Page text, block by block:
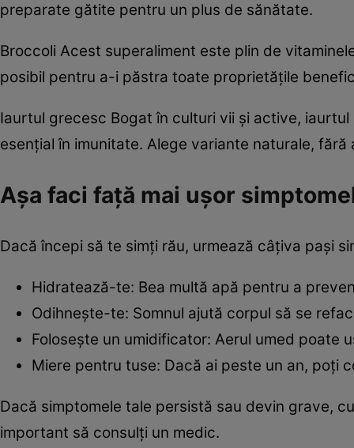
preparate gătite pentru un plus de sănătate.
Broccoli Acest superaliment este plin de
posibil pentru a-i păstra toate proprietățile
Iaurtul grecesc Bogat în culturi vii și active,
esențial în imunitate. Alege variante naturale, fără
Așa faci față mai ușor
Dacă începi să te simți rău, urmează câțiva pași
Hidratează-te: Bea multă apă pentru a
Odihnește-te: Somnul ajută corpul să se
Folosește un umidificator: Aerul umed poate
Miere pentru tuse: Dacă ai peste un an, poți
Dacă simptomele tale persistă sau devin grave,
important să consulți un medic.